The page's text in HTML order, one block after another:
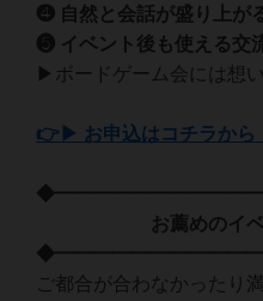
❹ 自然と会話が盛り上が
❺ イベント後も使える交
▶ボードゲーム会には想
👉▶ お申込はコチラか
お薦めのイベ
ご都合が合わなかったり